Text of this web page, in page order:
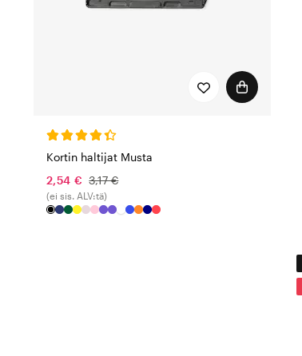
Kortin haltijat Musta
2,54 € 3,17 €
(ei sis. ALV:tä)